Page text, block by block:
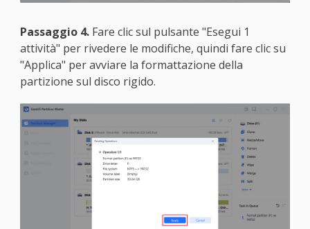
Passaggio 4.Fare clic sul pulsante "Esegui 1
attività" per rivedere le modifiche, quindi fare clic su
"Applica" per avviare la formattazione della
partizione sul disco rigido.